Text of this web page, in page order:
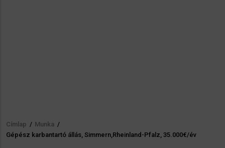
Morzsa
Címlap / Munka /
Gépész karbantartó állás, Simmern,Rheinland-Pfalz, 35.000€/év